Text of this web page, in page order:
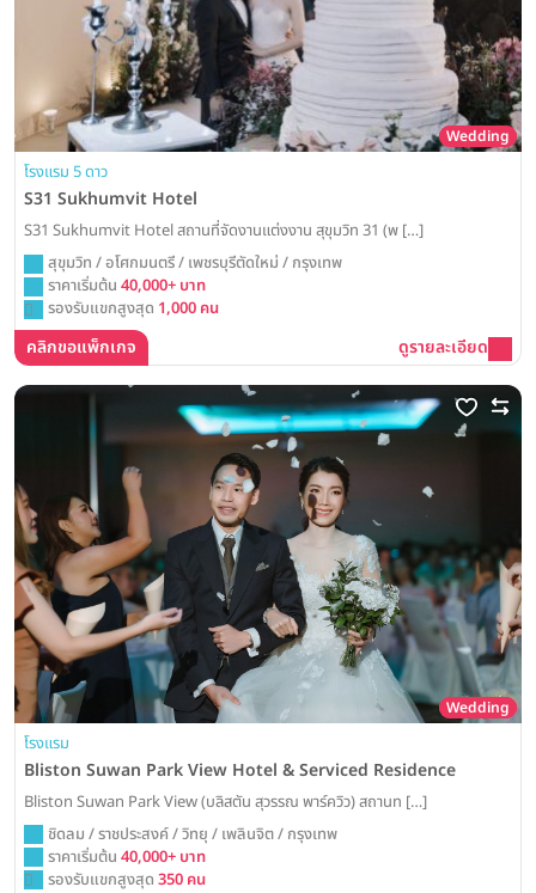
Wedding
โรงแรม 5 ดาว
S31 Sukhumvit Hotel
S31 Sukhumvit Hotel สถานที่จัดงานแต่งงาน สุขุมวิท 31 (พ […]
สุขุมวิท / อโศกมนตรี / เพชรบุรีตัดใหม่ / กรุงเทพ
ราคาเริ่มต้น 40,000+ บาท
รองรับแขกสูงสุด 1,000 คน
คลิกขอแพ็กเกจ ดูรายละเอียด
Wedding
โรงแรม
Bliston Suwan Park View Hotel & Serviced Residence
Bliston Suwan Park View (บลิสตัน สุวรรณ พาร์ควิว) สถานท […]
ชิดลม / ราชประสงค์ / วิทยุ / เพลินจิต / กรุงเทพ
ราคาเริ่มต้น 40,000+ บาท
รองรับแขกสูงสุด 350 คน